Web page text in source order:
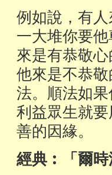
例如說，有
一大堆你要
來是有恭敬
他來是不恭
法。順法如
利益眾生就
善的因緣。
經典︰「爾